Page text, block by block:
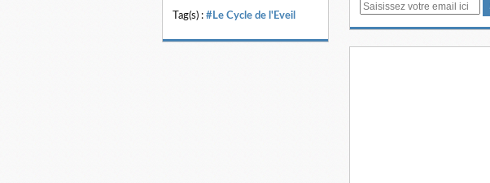
Tag(s) : #Le Cycle de l'Eveil
E